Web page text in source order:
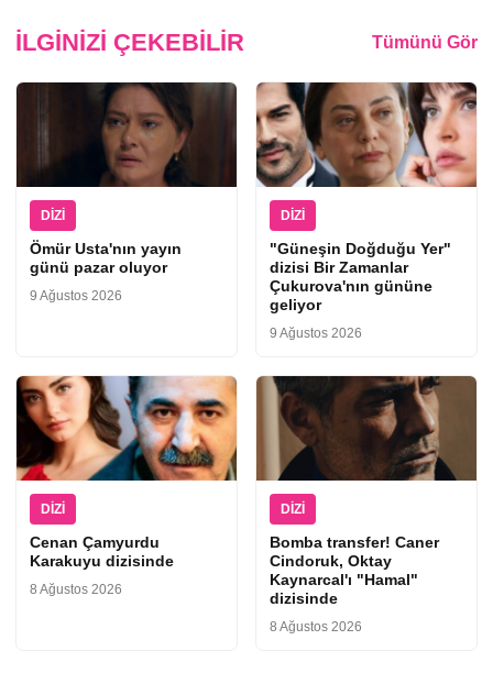
İLGINIZI ÇEKEBILIR Tümünü Gör
DIZI
Ömür Usta'nın yayın
günü pazar oluyor
9 Ağustos 2026
DIZI
"Güneşin Doğduğu Yer"
dizisi Bir Zamanlar
Çukurova'nın gününe
geliyor
9 Ağustos 2026
DIZI
Cenan Çamyurdu
Karakuyu dizisinde
8 Ağustos 2026
DIZI
Bomba transfer! Caner
Cindoruk, Oktay
Kaynarcal'ı "Hamal"
dizisinde
8 Ağustos 2026